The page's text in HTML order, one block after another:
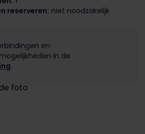
reserveren: niet noodzakelijk
en
in de
.